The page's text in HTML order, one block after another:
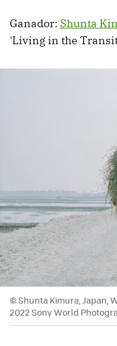
Ganador: Shunta
'Living in the
© Shunta Kimura, Japan,
2022 Sony World